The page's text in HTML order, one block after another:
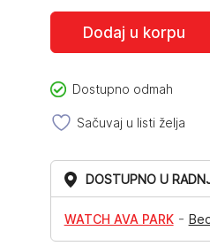
je
bila:
1.980,00RSD.
je:
1.580,00RSD.
Dodaj u korpu
Dostupno odmah
Sačuvaj u listi želja
DOSTUPNO U
WATCH AVA PARK-